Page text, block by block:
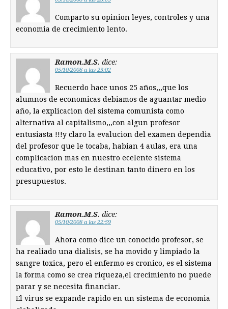
Comparto su opinion leyes, controles y una
economia de crecimiento lento.
Ramon.M.S. dice:
05/10/2008 a las 23:02
Recuerdo hace unos 25 años,,,que los
alumnos de economicas debiamos de aguantar medio
año, la explicacion del sistema comunista como
alternativa al capitalismo,,,con algun profesor
entusiasta !!!y claro la evalucion del examen dependia
del profesor que le tocaba, habian 4 aulas, era una
complicacion mas en nuestro ecelente sistema
educativo, por esto le destinan tanto dinero en los
presupuestos.
Ramon.M.S. dice:
05/10/2008 a las 22:59
Ahora como dice un conocido profesor, se
ha realiado una dialisis, se ha movido y limpiado la
sangre toxica, pero el enfermo es cronico, es el sistema
la forma como se crea riqueza,el crecimiento no puede
parar y se necesita financiar.
El virus se expande rapido en un sistema de economia